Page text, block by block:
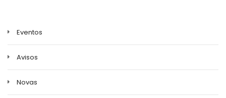
Eventos
Avisos
Novas